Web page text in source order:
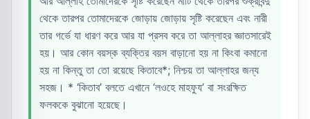
থেকে তারপর তোমাদেরকে জোড়ায় জোড়ায় সৃষ্টি করেছেন এবং নারী
তার গর্ভে যা ধারণ করে আর যা প্রসব করে তা আল্লাহর জ্ঞাতসারেই
হয়। আর কোন বয়স্ক ব্যক্তির বয়স বাড়ানো হয় না কিংবা কমানো
হয় না কিন্তু তা তো রয়েছে কিতাবে*; নিশ্চয় তা আল্লাহর জন্য
সহজ। * ‘কিতাব’ বলতে এখানে ‘লওহে মাহফুয’ বা সংরক্ষিত
ফলককে বুঝানো হয়েছে।